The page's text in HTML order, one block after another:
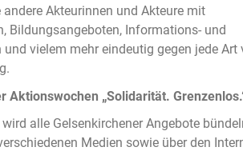
Akteurinnen und Akteure mit
Bildungsangeboten, Informations- und
vielem mehr eindeutig gegen jede Art
Aktionswochen „Solidarität.
alle Gelsenkirchener Angebote
Medien sowie über den